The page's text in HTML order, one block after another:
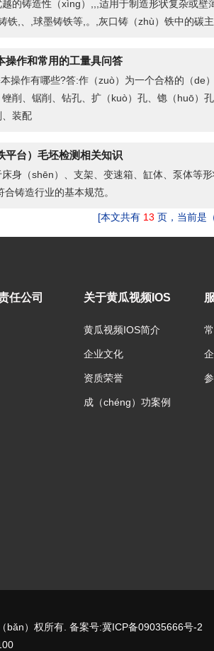
的铸造性（xìng）,,,适用于制造形状复杂或
铁,、,球墨铸铁等,。,灰口铸（zhù）铁中的碳
操作和常用的工量具问答
操作有哪些?答:作（zuò）为一个合格的（de
削、锯削、钻孔、扩（kuò）孔、锪（huō）
装配
平台）毛坯检测相关知识
身（shēn）、支架、变速箱、缸体、泵体等
合铸造行业的基本规范。
[本文共有 13 页，当前是
任公司 关于黄瓜视频IOS
黄瓜视频IOS简介
企业文化
资质荣誉
成（chéng）功案例
bǎn）权所有. 备案号:冀ICP备09035666号-2